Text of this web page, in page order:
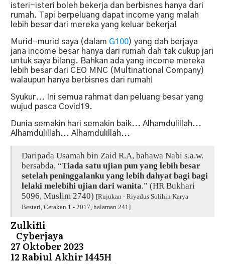
isteri-isteri boleh bekerja dan berbisnes hanya dari
rumah. Tapi berpeluang dapat income yang malah
lebih besar dari mereka yang keluar bekerja!
Murid-murid saya (dalam G100) yang dah berjaya
jana income besar hanya dari rumah dah tak cukup jari
untuk saya bilang. Bahkan ada yang income mereka
lebih besar dari CEO MNC (Multinational Company)
walaupun hanya berbisnes dari rumah!
Syukur... Ini semua rahmat dan peluang besar yang
wujud pasca Covid19.
Dunia semakin hari semakin baik... Alhamdulillah...
Alhamdulillah... Alhamdulillah...
Daripada Usamah bin Zaid R.A, bahawa Nabi s.a.w.
bersabda, “Tiada satu ujian pun yang lebih besar
setelah peninggalanku yang lebih dahyat bagi bagi
lelaki melebihi ujian dari wanita.” (HR Bukhari
5096, Muslim 2740) [Rujukan - Riyadus Solihin Karya
Bestari, Cetakan 1 - 2017, halaman 241]
Zulkifli
Cyberjaya
27 Oktober 2023
12 Rabiul Akhir 1445H